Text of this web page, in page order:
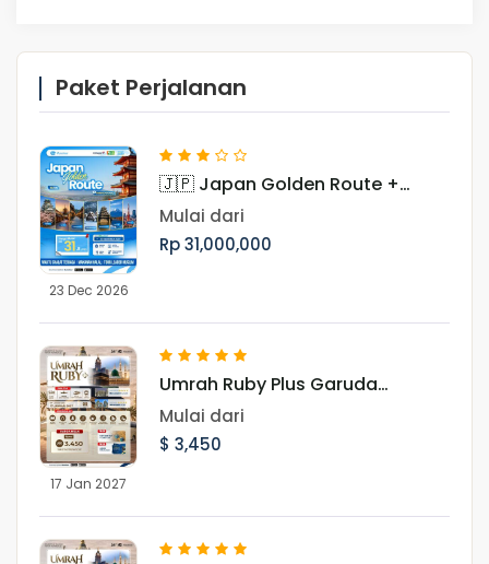
Paket Perjalanan
23 Dec 2026
🇯🇵 Japan Golden Route +
Shirakawago Periode Libur Akhir
Tahun
Mulai dari
Rp 31,000,000
17 Jan 2027
Umrah Ruby Plus Garuda
Landing Madinah 17 Januari
2027
Mulai dari
$ 3,450